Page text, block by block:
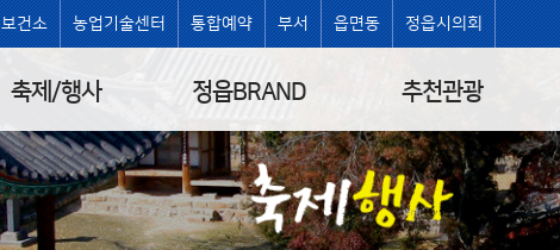
보건소 농업기술센터 통합예약 부서 읍면동 정읍시의회
축제/행사 정읍BRAND 추천관광